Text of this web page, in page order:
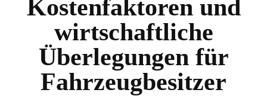
Kostenfaktoren und
wirtschaftliche
Überlegungen für
Fahrzeugbesitzer